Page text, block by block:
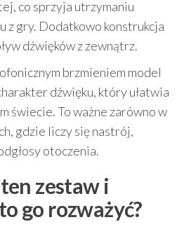
co sprzyja utrzymaniu
z gry. Dodatkowo konstrukcja
dźwięków z zewnątrz.
brzmieniem model
dźwięku, który ułatwia
świecie. To ważne zarówno w
gdzie liczy się nastrój,
otoczenia.
zestaw i
go rozważyć?